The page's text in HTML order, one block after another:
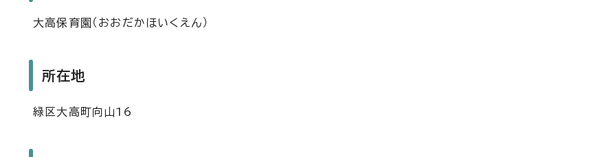
大高保育園（おおだかほいくえん）
所在地
緑区大高町向山16